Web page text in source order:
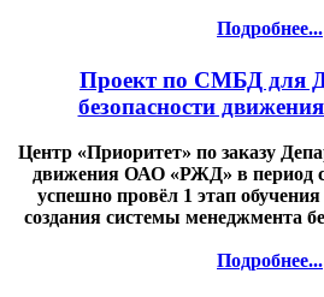
Подробнее...
Проект по СМБД для
безопасности
Центр «Приоритет» по заказу
движения ОАО «РЖД» в период с
успешно провёл 1 этап
создания системы менеджмента
Подробнее...